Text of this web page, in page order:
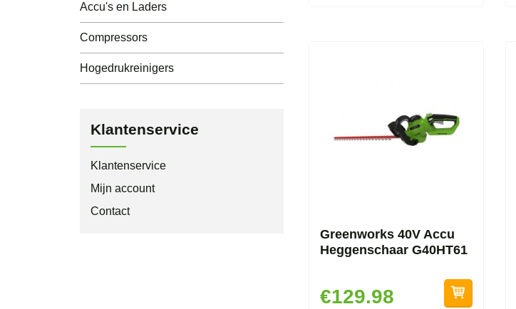
Greenworks 40V Accu
Heggenschaar G40HT61
€129.98
Accu's en Laders
Compressors
Hogedrukreinigers
Klantenservice
Klantenservice
Mijn account
Contact